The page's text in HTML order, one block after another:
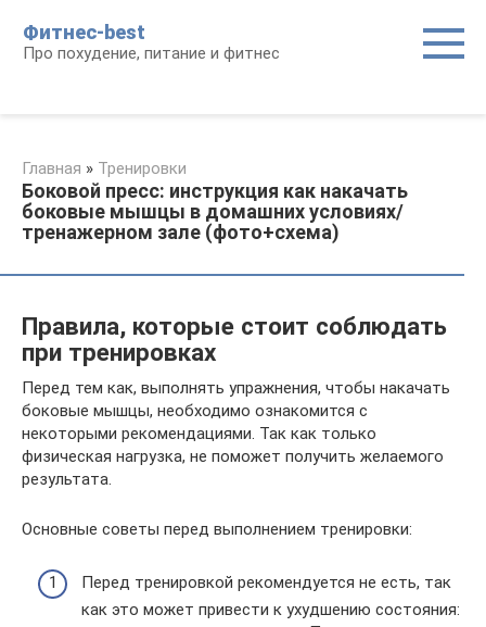
контенту
Фитнес-best
Про похудение, питание и фитнес
Главная » Тренировки
Боковой пресс: инструкция как накачать
боковые мышцы в домашних условиях/
тренажерном зале (фото+схема)
Правила, которые стоит соблюдать
при тренировках
Перед тем как, выполнять упражнения, чтобы накачать
боковые мышцы, необходимо ознакомится с
некоторыми рекомендациями. Так как только
физическая нагрузка, не поможет получить желаемого
результата.
Основные советы перед выполнением тренировки:
Перед тренировкой рекомендуется не есть, так
как это может привести к ухудшению состояния: